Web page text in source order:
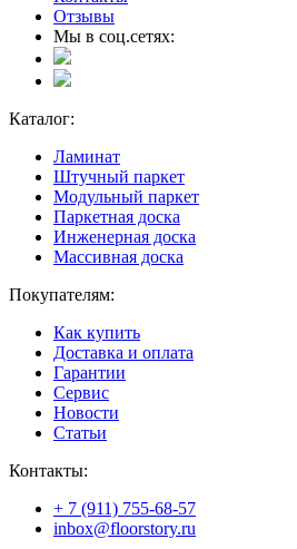
Отзывы
Мы в соц.сетях:
Каталог:
Ламинат
Штучный паркет
Модульный паркет
Паркетная доска
Инженерная доска
Массивная доска
Покупателям:
Как купить
Доставка и оплата
Гарантии
Сервис
Новости
Статьи
Контакты:
+ 7 (911) 755-68-57
inbox@floorstory.ru